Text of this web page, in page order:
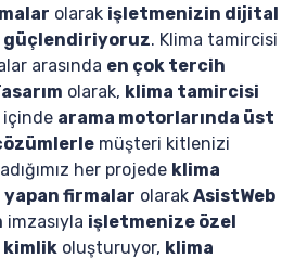
olarak işletmenizin dijital
güçlendiriyoruz. Klima tamircisi
arasında en çok tercih
olarak, klima tamircisi
içinde arama motorlarında üst
müşteri kitlenizi
her projede klima
firmalar olarak AsistWeb
imzasıyla işletmenize özel
kimlik oluşturuyor, klima